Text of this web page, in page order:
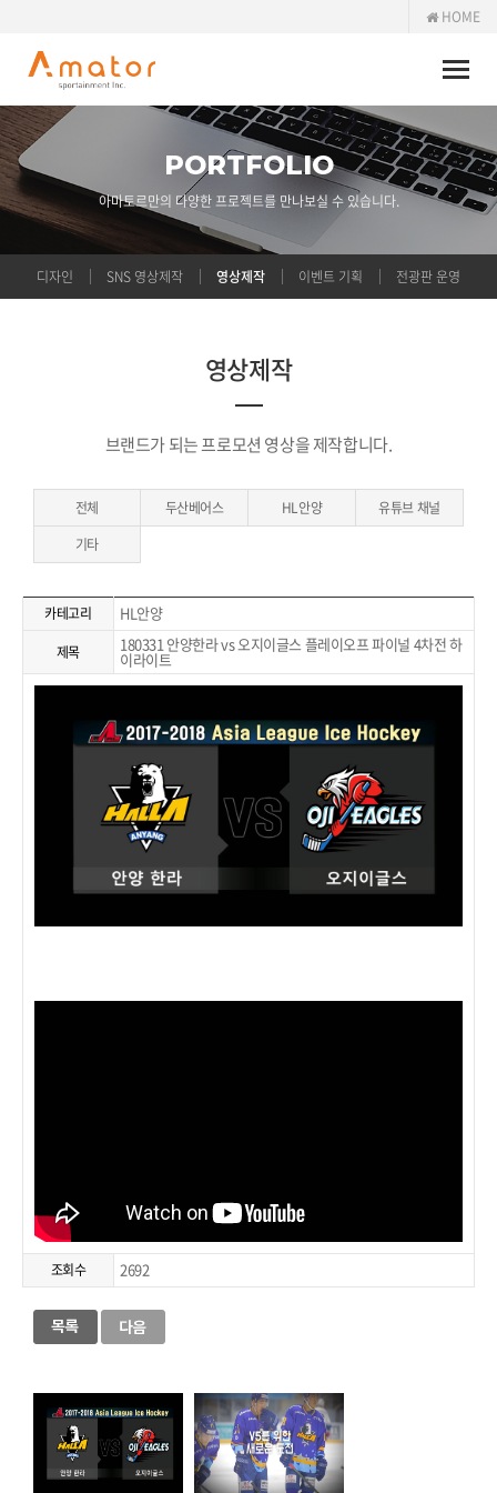
HOME
Toggle
PORTFOLIO
아마토르만의 다양한 프로젝트를 만나보실 수 있습니다.
디자인 SNS 영상제작 영상제작 이벤트 기획 전광판 운영
영상제작
브랜드가 되는 프로모션 영상을 제작합니다.
전체 두산베어스 HL안양
유튜브 채널
기타
카테고리 HL안양
제목 180331 안양한라 vs 오지이글스 플레이오프 파이널 4차전 하
이라이트
조회수 2692